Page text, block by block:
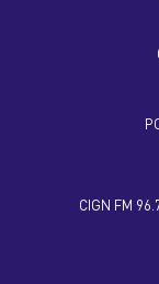
CIGN FM